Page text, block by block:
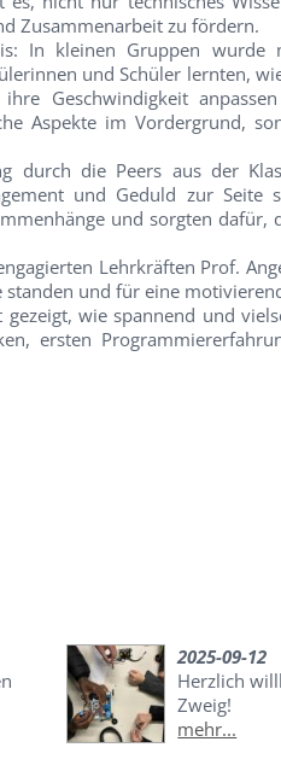
Zusammenarbeit zu fördern.
In kleinen Gruppen wurde
und Schüler lernten,
Geschwindigkeit
Aspekte im Vordergrund,
durch die Peers aus der
und Geduld zur Seite
und sorgten dafür,
Lehrkräften Prof.
und für eine
wie spannend und
ersten
2025-09-12
Herzlich
Zweig!
mehr...